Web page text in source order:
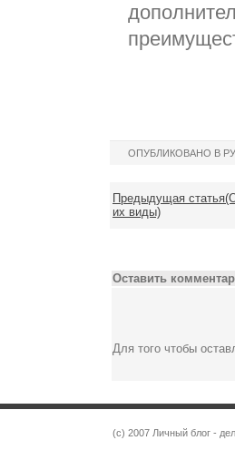
ОПУБЛИКОВАНО В
Предыдущая
их виды)
Оставить
Для того чтобы
(c) 2007 Личный блог -